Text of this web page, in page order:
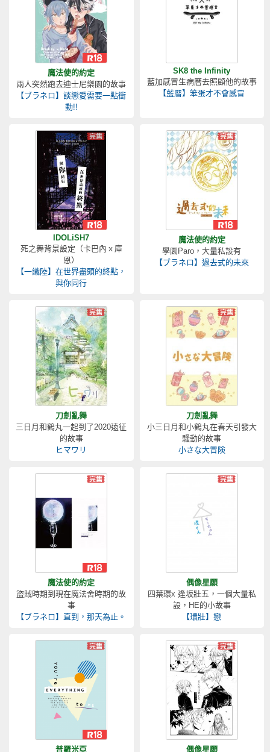
魔法使的約定
兩人突然跑去迪士尼樂園的故事
【ブラネロ】談戀愛需要一點衝
動!!
SK8 the Infinity
藍加感冒生病曆去照顧他的故事
【藍曆】笨蛋才不會感冒
IDOLiSH7
死之舞背景設定（卡巴內ｘ庫
恩）
【一織陸】在世界盡頭的終點，
與你同行
魔法使的約定
學園Paro，大量私設有
【ブラネロ】過去式的未來
刀劍亂舞
三日月和鶴丸一起到了2020遠征
的故事
ヒマワリ
刀劍亂舞
小三日月和小鶴丸在春天引發大
騷動的故事
小さな大冒険
魔法使的約定
盜賊時期到現在魔法舍時期的故
事
【ブラネロ】直到，那天為止。
偶像星願
四葉環x 逢坂壯五，一個大量私
設，HE的小故事
【環壯】戀
普羅米亞
偶像星願